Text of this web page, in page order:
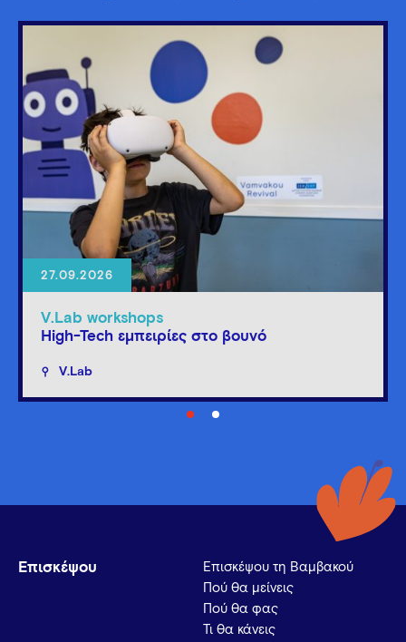
27.09.2026
V.Lab workshops
High-Tech εμπειρίες στο βουνό
V.Lab
Επισκέψου
Επισκέψου τη Βαμβακού
Πού θα μείνεις
Πού θα φας
Τι θα κάνεις